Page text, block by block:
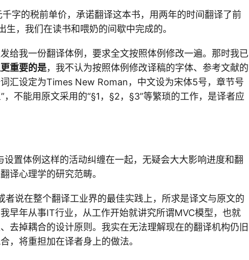
字的税前单价，承诺翻译这本书，用两年的时间翻译了前
，我们在读书和喂奶的间歇中完成的。
给我一份翻译体例，要求全文按照体例修改一遍。那时我已
重要的是，我不认为按照体例修改译稿的字体、参考文献的
汇设定为Times New Roman，中文设为宋体5号，章节号
，不能用原文采用的“§1，§2，§3”等繁琐的工作，是译者应
设置体例这样的活动纠缠在一起，无疑会大大影响进度和翻
译心理学的研究范畴。
者说在整个翻译工业界的最佳实践上，所求是译文与原文的
早年从事IT行业，从工作开始就讲究所谓MVC模型，也就
去掉耦合的设计原则。我实在无法理解现在的翻译机构仍旧
，将重担加在译者身上的做法。